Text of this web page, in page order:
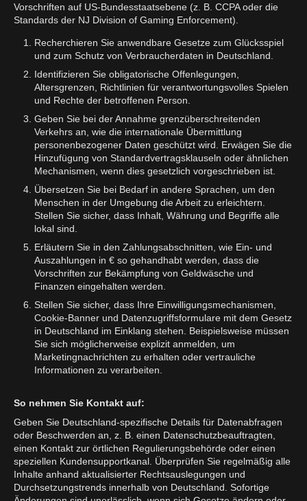
Vorschriften auf US-Bundesstaatsebene (z. B. CCPA oder die
Standards der NJ Division of Gaming Enforcement).
Recherchieren Sie anwendbare Gesetze zum Glücksspiel
und zum Schutz von Verbraucherdaten in Deutschland.
Identifizieren Sie obligatorische Offenlegungen,
Altersgrenzen, Richtlinien für verantwortungsvolles Spielen
und Rechte der betroffenen Person.
Geben Sie bei der Annahme grenzüberschreitenden
Verkehrs an, wie die internationale Übermittlung
personenbezogener Daten geschützt wird. Erwägen Sie die
Hinzufügung von Standardvertragsklauseln oder ähnlichen
Mechanismen, wenn dies gesetzlich vorgeschrieben ist.
Übersetzen Sie bei Bedarf in andere Sprachen, um den
Menschen in der Umgebung die Arbeit zu erleichtern.
Stellen Sie sicher, dass Inhalt, Währung und Begriffe alle
lokal sind.
Erläutern Sie in den Zahlungsabschnitten, wie Ein- und
Auszahlungen in € so gehandhabt werden, dass die
Vorschriften zur Bekämpfung von Geldwäsche und
Finanzen eingehalten werden.
Stellen Sie sicher, dass Ihre Einwilligungsmechanismen,
Cookie-Banner und Datenzugriffsformulare mit dem Gesetz
in Deutschland im Einklang stehen. Beispielsweise müssen
Sie sich möglicherweise explizit anmelden, um
Marketingnachrichten zu erhalten oder vertrauliche
Informationen zu verarbeiten.
So nehmen Sie Kontakt auf:
Geben Sie Deutschland-spezifische Details für Datenabfragen
oder Beschwerden an, z. B. einen Datenschutzbeauftragten,
einen Kontakt zur örtlichen Regulierungsbehörde oder einen
speziellen Kundensupportkanal. Überprüfen Sie regelmäßig alle
Inhalte anhand aktualisierter Rechtsauslegungen und
Durchsetzungstrends innerhalb von Deutschland. Sofortige